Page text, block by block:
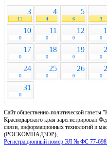
3
11
4
4
5
6 3
10
0
11
0
12
0 0
17
0
18
0
19
0 0
24
0
25
0
26
0 0
31
0
Сайт общественно-политической газеты
Краснодарского края зарегистрирован
связи, информационных технологий и
(РОСКОМНАДЗОР),
Регистрационный номер ЭЛ № ФС 77-